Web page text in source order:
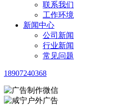
联系我们
工作环境
新闻中心
公司新闻
行业新闻
常见问题
18907240368